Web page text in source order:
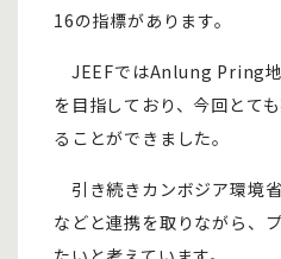
16の指標があります。
JEEFではAnlung Pring地
を目指しており、今回とて
ることができました。
引き続きカンボジア環境
などと連携を取りながら、